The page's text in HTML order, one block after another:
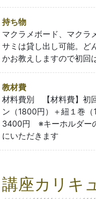
持ち物
マクラメボード、マクラ
サミは貸し出し可能。ど
かお教えしますので初回
教材費
材料費別 【材料費】初
ン（1800円）＋紐１巻
3400円 ※キーホルダー
にいただきます
講座カリキ